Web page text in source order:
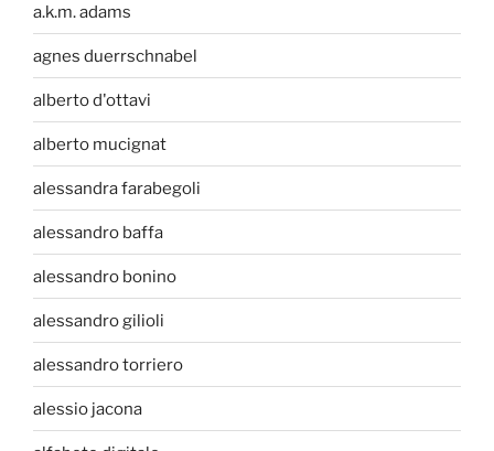
a.k.m. adams
agnes duerrschnabel
alberto d'ottavi
alberto mucignat
alessandra farabegoli
alessandro baffa
alessandro bonino
alessandro gilioli
alessandro torriero
alessio jacona